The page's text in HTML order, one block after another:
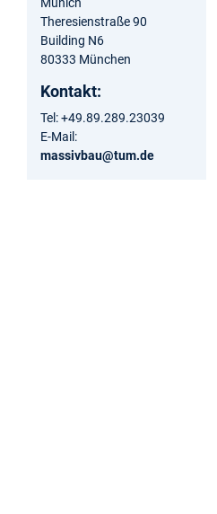
Theresienstraße 90
Building N6
80333 München
Kontakt:
Tel: +49.89.289.23039
E-Mail:
massivbau@tum.de